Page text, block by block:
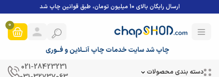
ارسال رایگان بالای 10 میلیون تومان، طبق قوانین چاپ شد
چاپ شد سایت خدمات چاپ آنــلاین و فــوری
0
دسته بندی محصولات
021-28423231